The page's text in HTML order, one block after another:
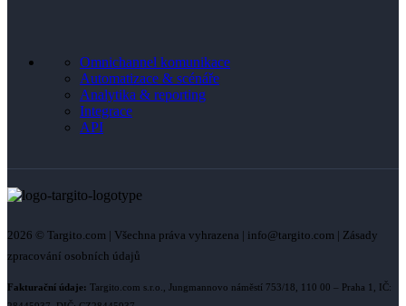
Omnichannel komunikace
Automatizace & scénáře
Analytika & reporting
Integrace
API
2026 © Targito.com | Všechna práva vyhrazena | info@targito.com | Zásady
zpracování osobních údajů
Fakturační údaje: Targito.com s.r.o., Jungmannovo náměstí 753/18, 110 00 – Praha 1, IČ: